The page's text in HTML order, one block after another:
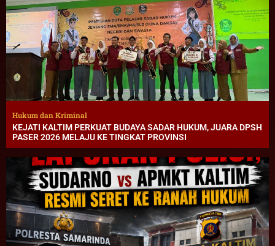
Hukum dan Kriminal
KEJATI KALTIM PERKUAT BUDAYA SADAR HUKUM, JUARA DPSH
PASER 2026 MELAJU KE TINGKAT PROVINSI